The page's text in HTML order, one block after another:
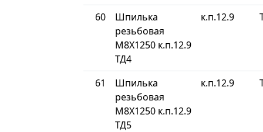
60
Шпилька
резьбовая
М8Х1250 к.п.12.9
ТД4
к.п.12.9
61
Шпилька
резьбовая
М8Х1250 к.п.12.9
ТД5
к.п.12.9